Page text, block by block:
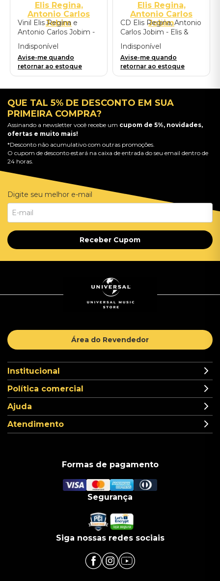
Elis Regina,
Antonio Carlos
Jobim
Vinil Elis Regina e
Antonio Carlos Jobim -
Elis & Tom
Indisponível
Avise-me quando
retornar ao estoque
Elis Regina,
Antonio Carlos
Jobim
CD Elis Regina, Antonio
Carlos Jobim - Elis &
Tom
Indisponível
Avise-me quando
retornar ao estoque
QUE TAL 5% DE DESCONTO EM SUA
PRIMEIRA COMPRA?
Assinando a newsletter você recebe um cupom de 5%, novidades,
ofertas e muito mais!
*Desconto não acumulativo com outras promoções.
O cupom de desconto estará na caixa de entrada do seu email dentro de
24 horas.
Digite seu melhor e-mail
Receber Cupom
Área do Revendedor
Institucional
Política comercial
Ajuda
Atendimento
Formas de pagamento
Segurança
Siga nossas redes sociais